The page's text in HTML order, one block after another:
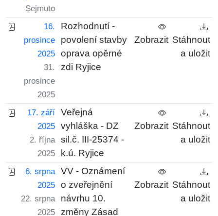
Sejmuto
16.
prosince
2025
31.
prosince
2025
Rozhodnutí -
povolení stavby
oprava opěrné
zdi Ryjice
Zobrazit Stáhnout
a uložit
17. září
2025
2. října
2025
Veřejná
vyhláška - DZ
sil.č. III-25374 -
k.ú. Ryjice
Zobrazit Stáhnout
a uložit
6. srpna
2025
22. srpna
2025
VV - Oznámení
o zveřejnění
návrhu 10.
změny Zásad
Zobrazit Stáhnout
a uložit